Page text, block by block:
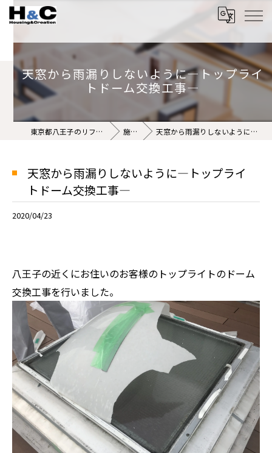
天窓から雨漏りしないように―トップライ
トドーム交換工事―
東京都八王子のリフォームなら株式会社H&C 施工事例 天窓から雨漏りしないように―トップライトドーム交換工事―
天窓から雨漏りしないように―トップライ
トドーム交換工事―
2020/04/23
八王子の近くにお住いのお客様のトップライトのドーム
交換工事を行いました。